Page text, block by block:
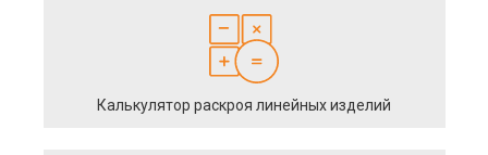
Калькулятор раскроя линейных изделий